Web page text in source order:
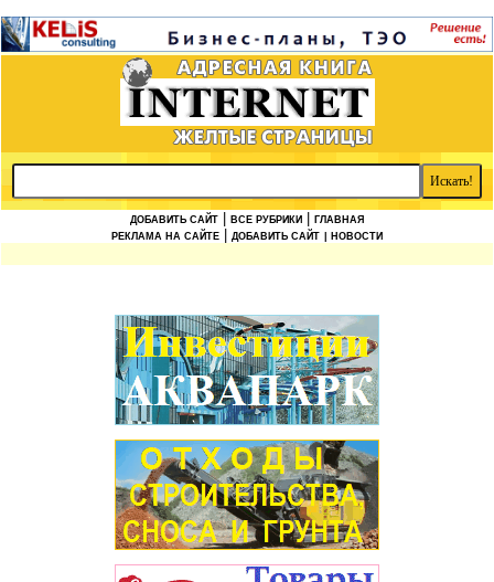
ДОБАВИТЬ САЙТ ВСЕ РУБРИКИ
ГЛАВНАЯ
РЕКЛАМА НА САЙТЕ
ДОБАВИТЬ САЙТ | НОВОСТИ